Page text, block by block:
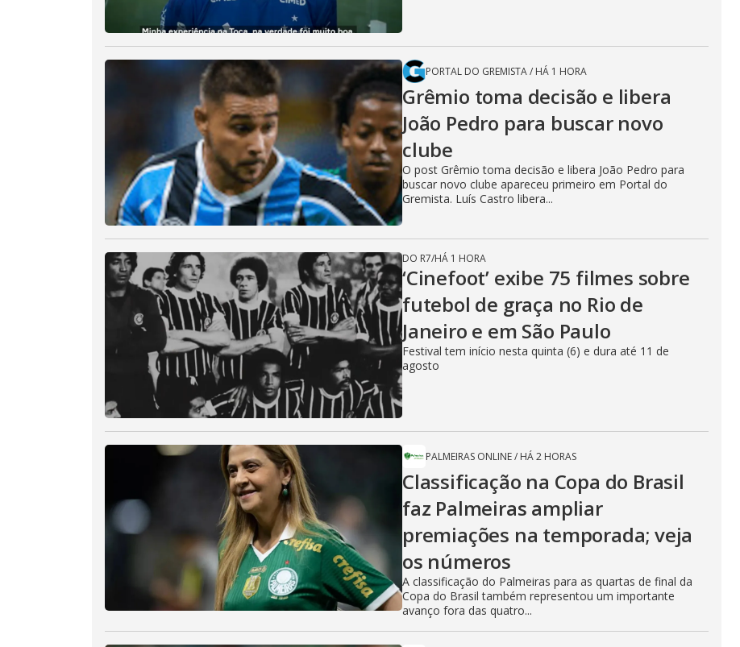
PORTAL DO GREMISTA/ HÁ 1 HORA
Grêmio toma decisão e libera
João Pedro para buscar novo
clube
O post Grêmio toma decisão e libera João Pedro para
buscar novo clube apareceu primeiro em Portal do
Gremista. Luís Castro libera...
DO R7/HÁ 1 HORA
‘Cinefoot’ exibe 75 filmes sobre
futebol de graça no Rio de
Janeiro e em São Paulo
Festival tem início nesta quinta (6) e dura até 11 de
agosto
PALMEIRAS ONLINE/ HÁ 2 HORAS
Classificação na Copa do Brasil
faz Palmeiras ampliar
premiações na temporada; veja
os números
A classificação do Palmeiras para as quartas de final da
Copa do Brasil também representou um importante
avanço fora das quatro...